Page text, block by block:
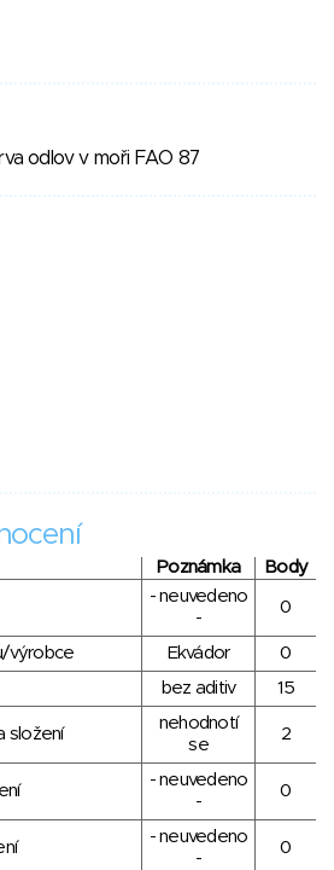
odlov v moři FAO 87
Poznámka Body
- neuvedeno
-
0
výrobce Ekvádor
0
bez aditiv 15
složení
nehodnotí
se
2
- neuvedeno
-
0
- neuvedeno
-
0